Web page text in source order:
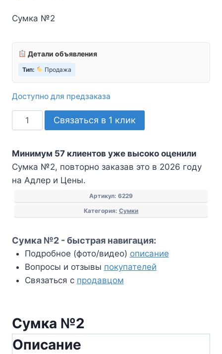
Сумка №2
Детали объявления
Тип: Продажа
Доступно для предзаказа
Количество
товара
№2
Связаться в 1 клик
Минимум 57 клиентов уже высоко оценили
Сумка №2, повторно заказав это в 2026 году
на Адлер и Цены.
Артикул: 6229
Категория: Сумки
Сумка №2 - быстрая навигация:
Подробное (фото/видео) описание
Вопросы и отзывы покупателей
Связаться с продавцом
Сумка №2
Описание